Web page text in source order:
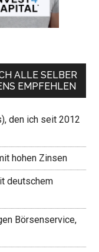
ALLE SELBER
EMPFEHLEN
den ich seit 2012
hohen Zinsen
deutschem
Börsenservice,